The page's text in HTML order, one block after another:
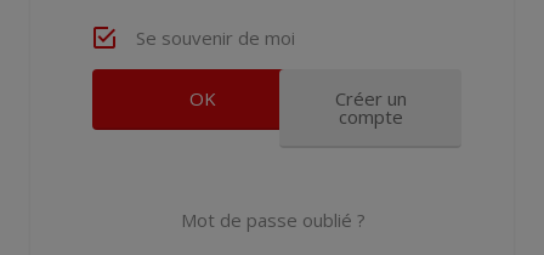
Se souvenir de moi
Créer un
compte
Mot de passe oublié ?